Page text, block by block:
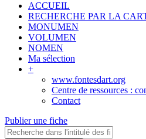
ACCUEIL
RECHERCHE PAR LA
MONUMEN
VOLUMEN
NOMEN
Ma sélection
+
www.fontesdart.org
Centre de ressources :
Contact
Publier une fiche